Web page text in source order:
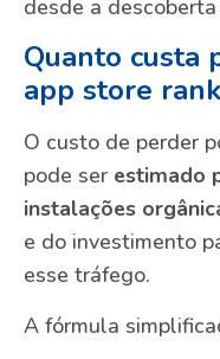
desde a
Quanto custa
app store
O custo de perder
pode ser estimado
instalações
e do investimento
esse tráfego.
A fórmula